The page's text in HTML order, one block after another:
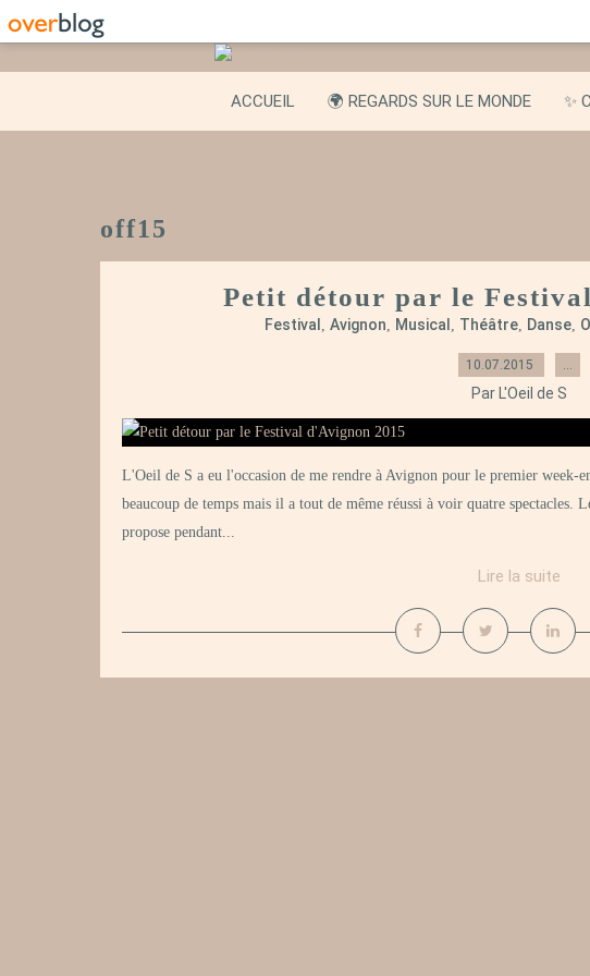
ACCUEIL 🌍 REGARDS SUR LE MONDE ✨
off15
Petit détour par le
Festival , Avignon, Musical , Théâtre, Danse,
10.07.2015 …
Par L'Oeil de S
L'Oeil de S a eu l'occasion de me rendre à Avignon pour le premier week-
beaucoup de temps mais il a tout de même réussi à voir quatre spectacles.
propose pendant...
Lire la suite